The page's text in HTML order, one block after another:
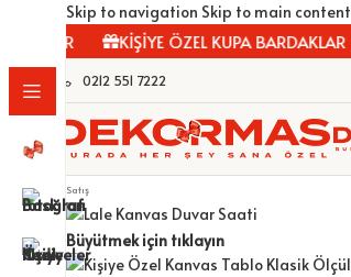
Skip to navigation Skip to main content
KİŞİYE ÖZEL KUPA BARDAKLAR
0212 551 7222
Satış
Büyütmek için tıklayın